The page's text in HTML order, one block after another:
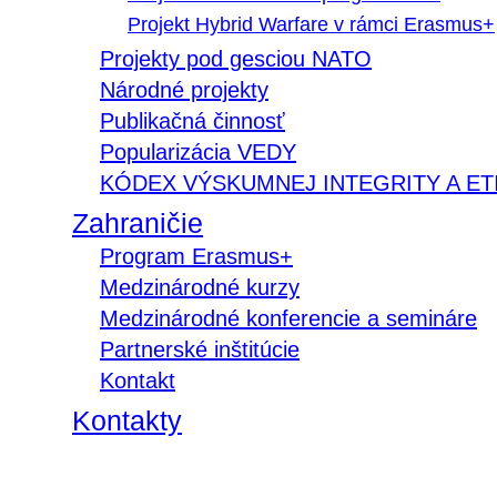
Projekt Hybrid Warfare v rámci Erasmus+
Projekty pod gesciou NATO
Národné projekty
Publikačná činnosť
Popularizácia VEDY
KÓDEX VÝSKUMNEJ INTEGRITY A
Zahraničie
Program Erasmus+
Medzinárodné kurzy
Medzinárodné konferencie a semináre
Partnerské inštitúcie
Kontakt
Kontakty